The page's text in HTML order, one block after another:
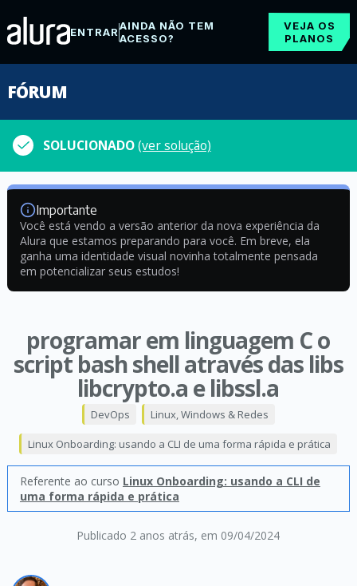
ENTRARAINDA NÃO TEM
ACESSO?
VEJA OS
PLANOS
FÓRUM
SOLUCIONADO(ver solução)
Importante
Você está vendo a versão anterior da nova experiência da
Alura que estamos preparando para você. Em breve, ela
ganha uma identidade visual novinha totalmente pensada
em potencializar seus estudos!
programar em linguagem C o
script bash shell através das libs
libcrypto.a e libssl.a
Publicado 2 anos atrás, em 09/04/2024
DevOps Linux, Windows & Redes
Linux Onboarding: usando a CLI de uma forma rápida e prática
Referente ao curso Linux Onboarding: usando a CLI de
uma forma rápida e prática